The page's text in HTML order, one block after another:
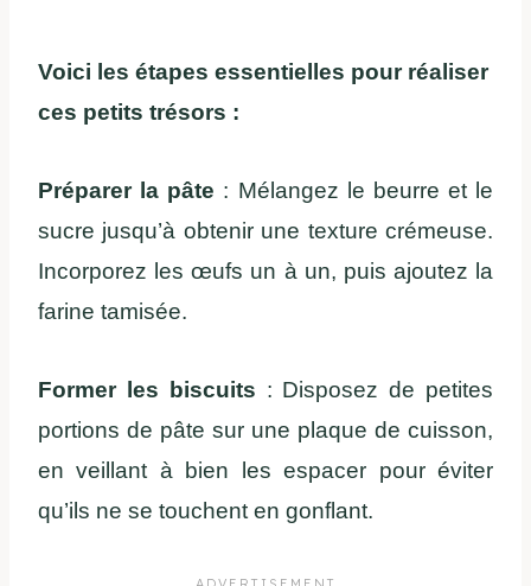
Voici les étapes essentielles pour réaliser
ces petits trésors :
Préparer la pâte : Mélangez le beurre et le
sucre jusqu’à obtenir une texture crémeuse.
Incorporez les œufs un à un, puis ajoutez la
farine tamisée.
Former les biscuits : Disposez de petites
portions de pâte sur une plaque de cuisson,
en veillant à bien les espacer pour éviter
qu’ils ne se touchent en gonflant.